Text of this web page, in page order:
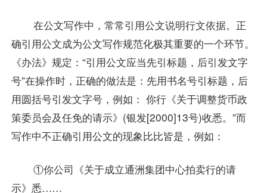
在公文写作中，常常引用公文说明行文依据。正
确引用公文成为公文写作规范化极其重要的一个环节。
《办法》规定：“引用公文应当先引标题，后引发文字
号”在操作时，正确的做法是：先用书名号引标题，后
用圆括号引发文字号，例如： 你行《关于调整货币政
策委员会及任免的请示》(银发[2000]13号)收悉。”而
写作中不正确引用公文的现象比比皆是，例如：
①你公司《关于成立通洲集团中心拍卖行的请
示》悉……